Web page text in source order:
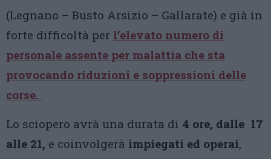
(Legnano – Busto Arsizio – Gallarate) e già in
forte difficoltà per l’elevato numero di
personale assente per malattia che sta
provocando riduzioni e soppressioni delle
corse.
Lo sciopero avrà una durata di 4 ore, dalle 17
alle 21, e coinvolgerà impiegati ed operai,